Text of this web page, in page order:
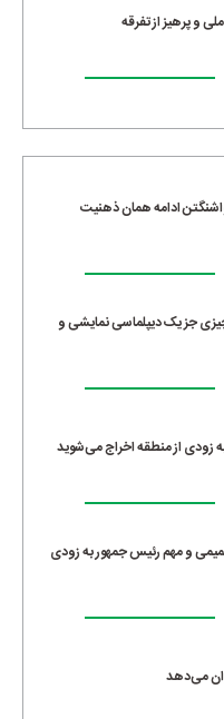
و پرهیز از تفرقه
ادامه همان ذهنیت
جز یک دیپلماسی نمایشی و
زودی از منطقه اخراج می‌شوید
و مهم رئیس جمهور به زودی
می‌دهد